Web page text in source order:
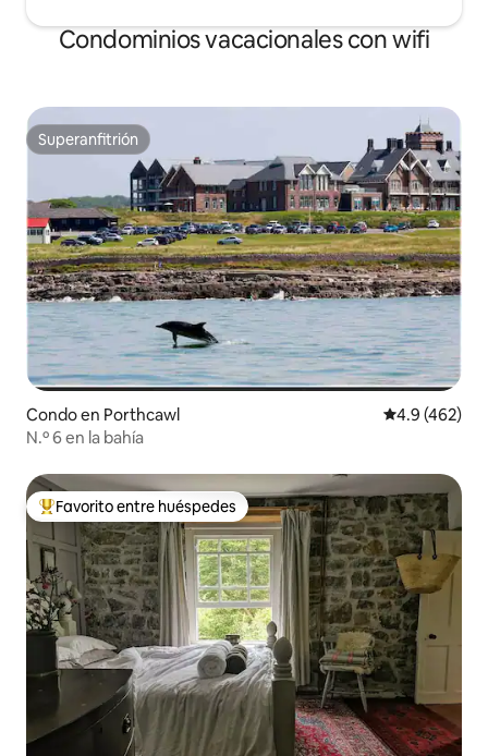
Condominios vacacionales con wifi
Superanfitrión
Superanfitrión
Condo en Porthcawl Calificación
4.9 (462)
N.º 6 en la bahía
Favorito entre huéspedes preferido
Favorito entre huéspedes